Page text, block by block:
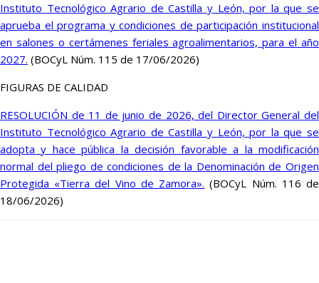
Instituto Tecnológico Agrario de Castilla y León, por la que se
aprueba el programa y condiciones de participación institucional
en salones o certámenes feriales agroalimentarios, para el año
2027. (BOCyL Núm. 115 de 17/06/2026)
FIGURAS DE CALIDAD
RESOLUCIÓN de 11 de junio de 2026, del Director General del
Instituto Tecnológico Agrario de Castilla y León, por la que se
adopta y hace pública la decisión favorable a la modificación
normal del pliego de condiciones de la Denominación de Origen
Protegida «Tierra del Vino de Zamora». (BOCyL Núm. 116 de
18/06/2026)